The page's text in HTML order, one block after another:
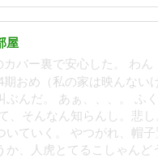
屋
カバー裏で安心した。 わ
おめ（私の家は映んない
ぶんだ。 あぁ、、、。 ふ
、そんなん知らんし。悲
いていく。 やつがれ、帽
か、人虎とてるこしゃん